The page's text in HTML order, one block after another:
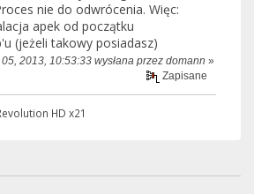
nie do odwrócenia. Więc:
apek od początku
(jeżeli takowy posiadasz)
2013, 10:53:33 wysłana przez domann »
Zapisane
HD x21